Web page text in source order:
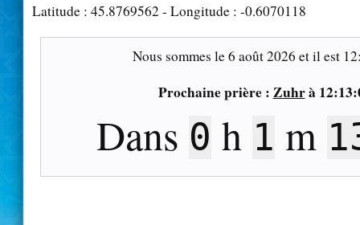
Latitude : 45.8769562 - Longitude : -0.6070118
Nous sommes le6 août 2026 et il est
Prochaine prière : Zuhrà
Dans 0 h 1 m